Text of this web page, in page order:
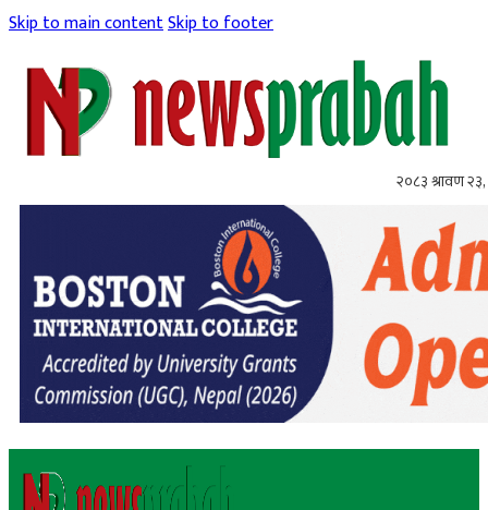
Skip to main contentSkip to footer
२०८३ श्रावण २३,